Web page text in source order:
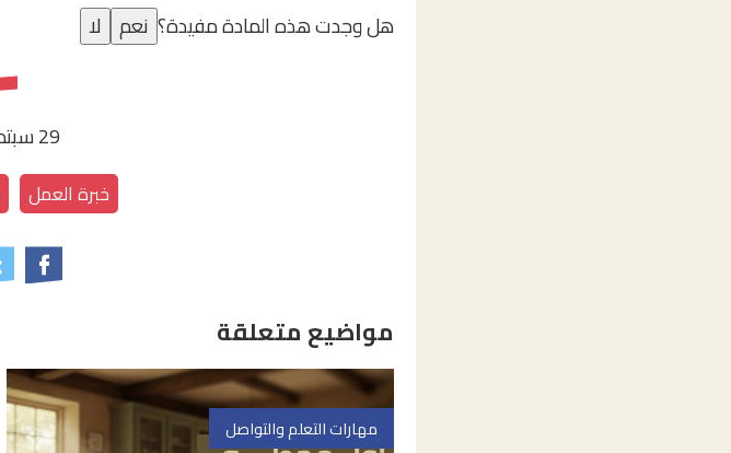
هل وجدت هذه المادة مفيدة؟ نعم لا
29 سبتمبر، 2020
خبرة العمل
مواضيع متعلقة
مهارات التعلم والتواصل